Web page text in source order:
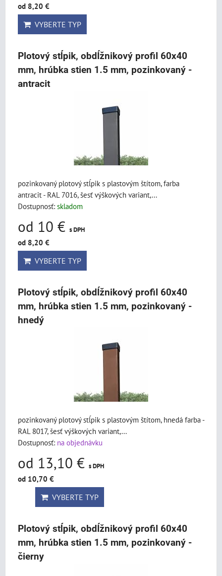
od 8,20 €
VYBERTE TYP
Plotový stĺpik, obdĺžnikový profil 60x40
mm, hrúbka stien 1.5 mm, pozinkovaný -
antracit
pozinkovaný plotový stĺpik s plastovým štítom, farba
antracit - RAL 7016, šesť výškových variant,...
Dostupnosť: skladom
od 10 € s DPH
od 8,20 €
VYBERTE TYP
Plotový stĺpik, obdĺžnikový profil 60x40
mm, hrúbka stien 1.5 mm, pozinkovaný -
hnedý
pozinkovaný plotový stĺpik s plastovým štítom, hnedá farba -
RAL 8017, šesť výškových variant,...
Dostupnosť: na objednávku
od 13,10 € s DPH
od 10,70 €
VYBERTE TYP
Plotový stĺpik, obdĺžnikový profil 60x40
mm, hrúbka stien 1.5 mm, pozinkovaný -
čierny